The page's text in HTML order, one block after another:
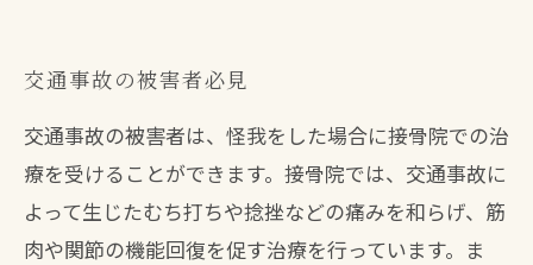
交通事故の被害者必見
交通事故の被害者は、怪我をした場合に接骨院での治
療を受けることができます。接骨院では、交通事故に
よって生じたむち打ちや捻挫などの痛みを和らげ、筋
肉や関節の機能回復を促す治療を行っています。ま